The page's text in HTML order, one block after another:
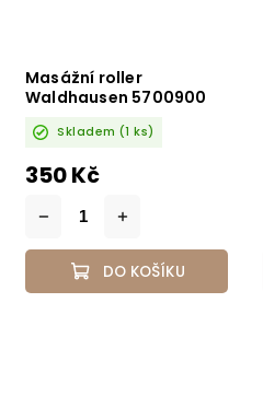
Masážní roller
Waldhausen 5700900
Skladem (1 ks)
350 Kč
DO KOŠÍKU